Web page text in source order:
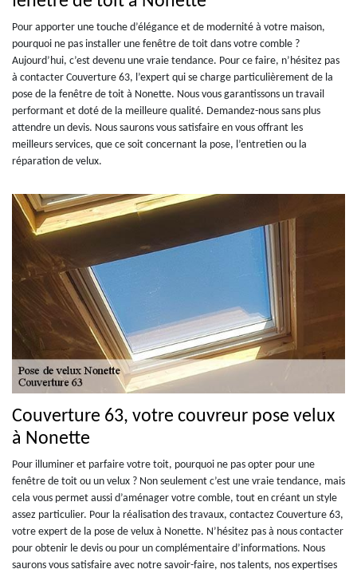
Pour apporter une touche d’élégance et de modernité à votre maison,
pourquoi ne pas installer une fenêtre de toit dans votre comble ?
Aujourd’hui, c’est devenu une vraie tendance. Pour ce faire, n’hésitez pas
à contacter Couverture 63, l’expert qui se charge particulièrement de la
pose de la fenêtre de toit à Nonette. Nous vous garantissons un travail
performant et doté de la meilleure qualité. Demandez-nous sans plus
attendre un devis. Nous saurons vous satisfaire en vous offrant les
meilleurs services, que ce soit concernant la pose, l’entretien ou la
réparation de velux.
Couverture 63, votre couvreur pose velux
à Nonette
Pour illuminer et parfaire votre toit, pourquoi ne pas opter pour une
fenêtre de toit ou un velux ? Non seulement c’est une vraie tendance, mais
cela vous permet aussi d’aménager votre comble, tout en créant un style
assez particulier. Pour la réalisation des travaux, contactez Couverture 63,
votre expert de la pose de velux à Nonette. N’hésitez pas à nous contacter
pour obtenir le devis ou pour un complémentaire d’informations. Nous
saurons vous satisfaire avec notre savoir-faire, nos talents, nos expertises